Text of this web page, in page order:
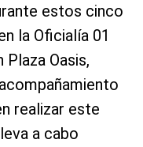
estos cinco
la Oficialía 01
Oasis,
realizar este
a cabo